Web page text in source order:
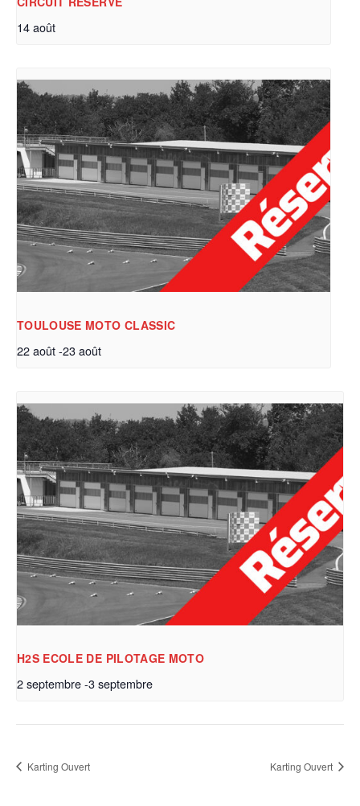
14 août
TOULOUSE MOTO CLASSIC
22 août-23 août
H2S ECOLE DE PILOTAGE MOTO
2 septembre-3 septembre
Karting Ouvert Karting Ouvert